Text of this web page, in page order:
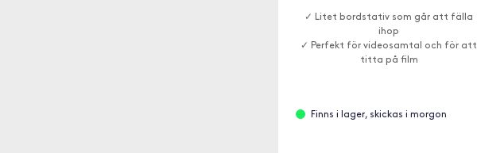
✓ Litet bordstativ som går att fälla
ihop
✓ Perfekt för videosamtal och för att
titta på film
Finns i lager, skickas i morgon